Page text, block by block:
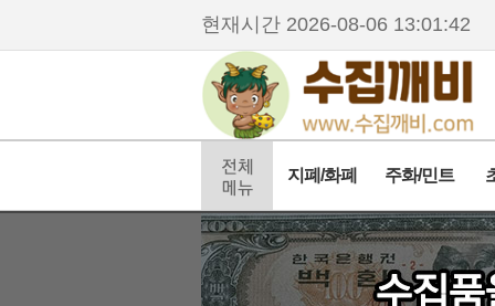
현재시간 2026-08-06 13:01:42
지폐/화폐 주화/민트